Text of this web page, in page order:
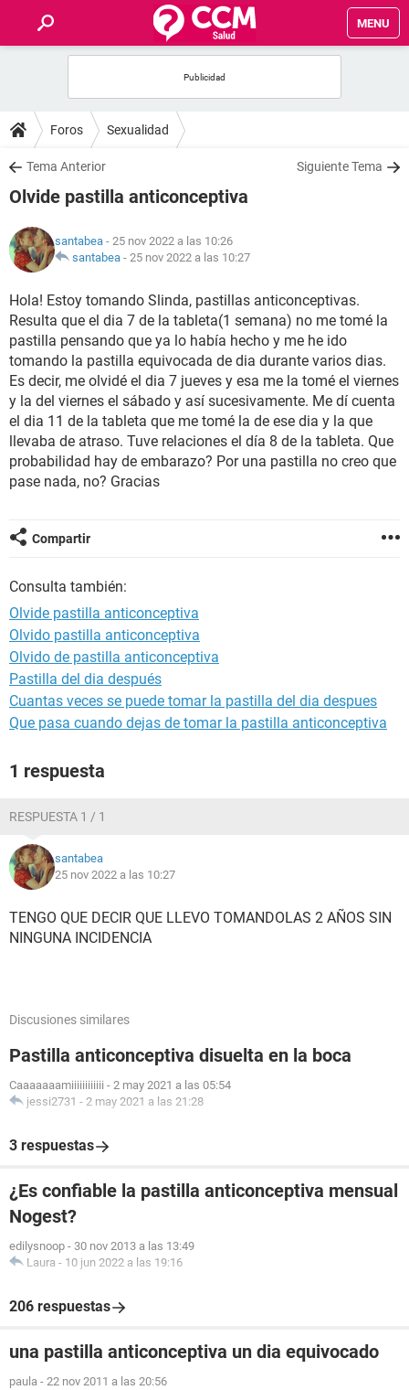
MENU
FOROS
SALUD
NUTRICIÓN
BIENESTAR
SEXUALIDAD
GLOSARIO
Foros Sexualidad
Tema Anterior Siguiente Tema
Olvide pastilla anticonceptiva
santabea - 25 nov 2022 a las 10:26
santabea - 25 nov 2022 a las 10:27
Hola! Estoy tomando Slinda, pastillas anticonceptivas.
Resulta que el dia 7 de la tableta(1 semana) no me tomé la
pastilla pensando que ya lo había hecho y me he ido
tomando la pastilla equivocada de dia durante varios dias.
Es decir, me olvidé el dia 7 jueves y esa me la tomé el viernes
y la del viernes el sábado y así sucesivamente. Me dí cuenta
el dia 11 de la tableta que me tomé la de ese dia y la que
llevaba de atraso. Tuve relaciones el día 8 de la tableta. Que
probabilidad hay de embarazo? Por una pastilla no creo que
pase nada, no? Gracias
Compartir
Consulta también:
Olvide pastilla anticonceptiva
Olvido pastilla anticonceptiva
Olvido de pastilla anticonceptiva
Pastilla del dia después
Cuantas veces se puede tomar la pastilla del dia despues
Que pasa cuando dejas de tomar la pastilla anticonceptiva
1 respuesta
RESPUESTA 1 / 1
santabea
25 nov 2022 a las 10:27
TENGO QUE DECIR QUE LLEVO TOMANDOLAS 2 AÑOS SIN
NINGUNA INCIDENCIA
Discusiones similares
Pastilla anticonceptiva disuelta en la boca
Caaaaaaamiiiiiiiiiiii - 2 may 2021 a las 05:54
jessi2731 - 2 may 2021 a las 21:28
3 respuestas
¿Es confiable la pastilla anticonceptiva mensual
Nogest?
edilysnoop - 30 nov 2013 a las 13:49
Laura - 10 jun 2022 a las 19:16
206 respuestas
una pastilla anticonceptiva un dia equivocado
paula - 22 nov 2011 a las 20:56